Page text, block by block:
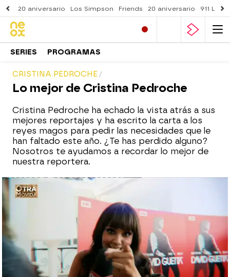
20 aniversario Los Simpson Friends 20 aniversario 911
SERIES PROGRAMAS
CRISTINA PEDROCHE
Lo mejor de Cristina Pedroche
Cristina Pedroche ha echado la vista atrás a sus
mejores reportajes y ha escrito la carta a los
reyes magos para pedir las necesidades que le
han faltado este año. ¿Te has perdido alguno?
Nosotros te ayudamos a recordar lo mejor de
nuestra reportera.
neox
Madrid